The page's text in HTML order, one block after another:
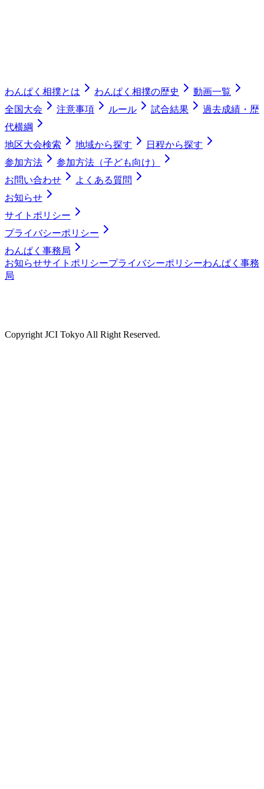
わんぱく相撲とは わんぱく相撲の歴史
動画一覧
全国大会
注意事項 ルール 試合結果
過去成績・歴
代横綱
地区大会検索
地域から探す
日程から探す
参加方法
参加方法（子ども向け）
お問い合わせ
よくある質問
お知らせ
サイトポリシー
プライバシーポリシー
わんぱく事務局
お知らせサイトポリシープライバシーポリシーわんぱく事務
局
Copyright JCI Tokyo All Right Reserved.